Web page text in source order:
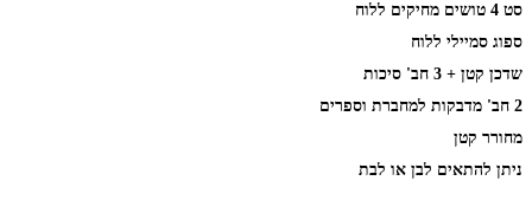
סט 4 טושים מחיקים ללוח
ספוג סמיילי ללוח
שדכן קטן + 3 חב' סיכות
2 חב' מדבקות למחברת וספרים
מחורר קטן
ניתן להתאים לבן או לבת